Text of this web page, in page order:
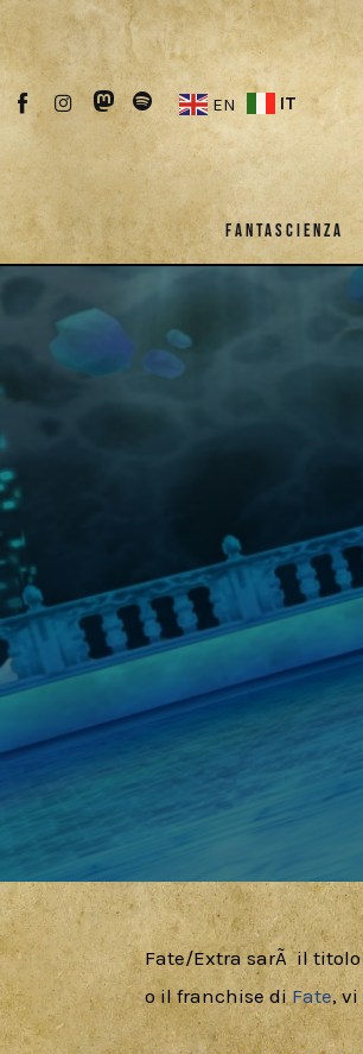
EN IT
FANTASCIENZA
Fantascienza
Fantasy
Recensioni
Libri e fumetti
Cercatori
Fate/Extra sarÃ  il
o il franchise di Fate,